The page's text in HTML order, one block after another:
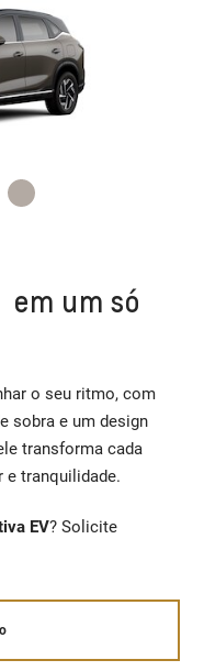
um só
o seu ritmo, com
sobra e um design
transforma cada
e tranquilidade.
EV? Solicite